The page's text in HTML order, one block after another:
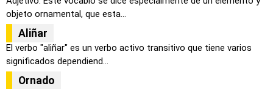
objeto ornamental, que esta...
Aliñar
El verbo "aliñar" es un verbo activo transitivo que tiene varios
significados dependiend...
Ornado